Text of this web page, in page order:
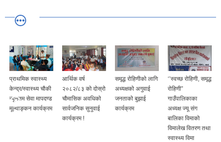
प्राथमिक स्वास्थ्य
केन्द्र/स्वास्थ्य चौकी
न्यूनतम सेवा मापदण्ड
मूल्याङ्कन कार्यक्रम
आर्थिक वर्ष
२०८२/८३ को दोस्रो
चौमासिक अवधिको
सार्वजनिक सुनुवाई
कार्यक्रम !
समृद्ध रोहिणीको लागि
अध्यक्षको अगुवाई
जनताको बुझाई
कार्यक्रम
‘’स्वच्छ रोहिणी, समृद्ध
रोहिणी”
गाउँपालिकाका
अध्यक्ष ज्यू संग
बालिका विमाको
विमालेख वितरण तथा
स्वास्थ्य विमा